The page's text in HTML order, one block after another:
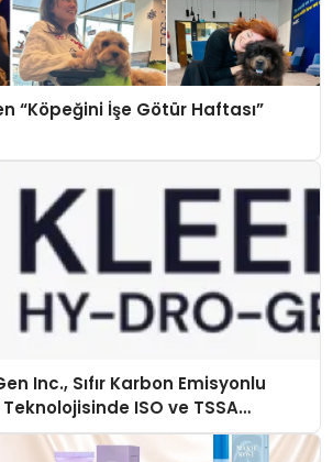
“Köpeğini İşe Götür Haftası”
Inc., Sıfır Karbon Emisyonlu
ISO ve TSSA
Aldı